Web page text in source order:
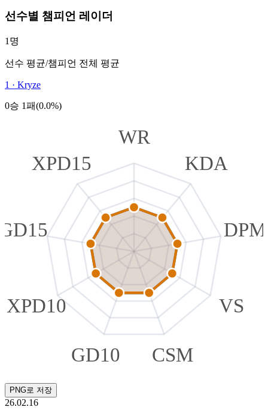
선수별 챔피언 레이더
1명
선수 평균/챔피언 전체 평균
1 · Kryze
0승 1패(0.0%)
WR
KDA
DPM
VS
CSM
GD10
XPD10
XPD15
PNG로 저장
26.02.16